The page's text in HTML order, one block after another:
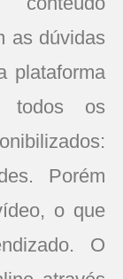
as dúvidas
plataforma
todos os
Porém
o que
O